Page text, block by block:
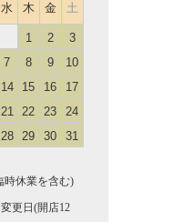
水 木 金 土
1 2
3
7 8 9
10
14 15 16
17
21 22 23
24
28 29 30 31
時休業を含む)
更日(開店12